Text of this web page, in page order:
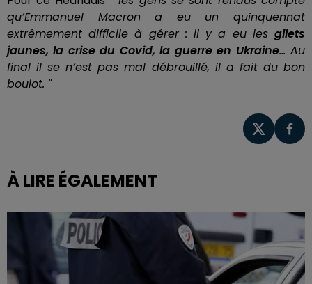
qu’Emmanuel Macron a eu un quinquennat
extrêmement difficile à gérer : il y a eu les gilets
jaunes, la crise du Covid, la guerre en Ukraine... Au
final il se n’est pas mal débrouillé, il a fait du bon
boulot. "
À LIRE ÉGALEMENT